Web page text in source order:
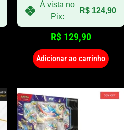
À vista no
Pix:
R$ 124,90
R$ 129,90
Adicionar ao carrinho